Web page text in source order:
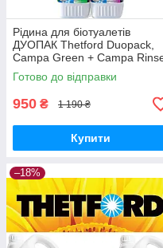
Рідина для біотуалетів
ДУОПАК Thetford Duopack,
Campa Green + Campa
Plus, 2x1,5 л
Готово до відправки
950 ₴ 1 190 ₴
Купити
–18%